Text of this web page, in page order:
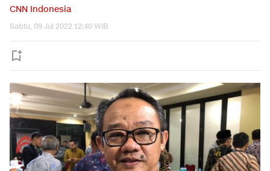
CNN Indonesia
Sabtu, 09 Jul 2022 12:40 WIB